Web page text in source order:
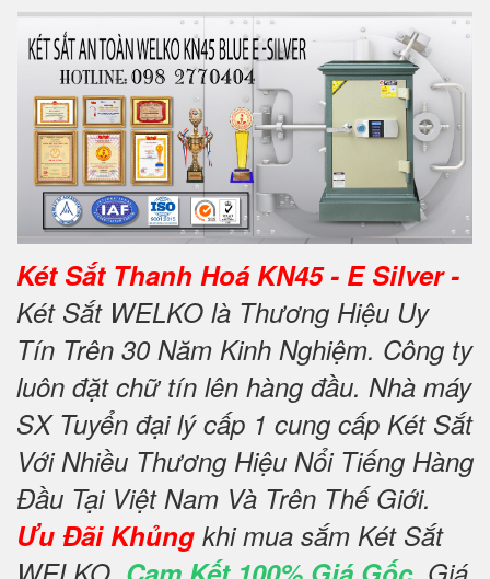
Két Sắt Thanh Hoá KN45 - E Silver -
Két Sắt WELKO là Thương Hiệu Uy
Tín Trên 30 Năm Kinh Nghiệm. Công ty
luôn đặt chữ tín lên hàng đầu. Nhà máy
SX Tuyển đại lý cấp 1 cung cấp Két Sắt
Với Nhiều Thương Hiệu Nổi Tiếng Hàng
Đầu Tại Việt Nam Và Trên Thế Giới.
Ưu Đãi Khủng khi mua sắm Két Sắt